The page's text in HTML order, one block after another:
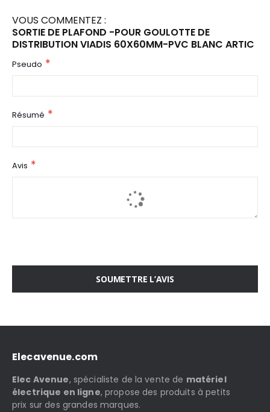
VOUS COMMENTEZ :
SORTIE DE PLAFOND -POUR GOULOTTE DE
DISTRIBUTION VIADIS 60X60MM-PVC BLANC ARTIC
Pseudo
Résumé
Avis
SOUMETTRE L’AVIS
Elecavenue.com
Elec Avenue, spécialiste de la vente de matériel
électrique en ligne, propose des produits à petits
prix sur des grandes marques.